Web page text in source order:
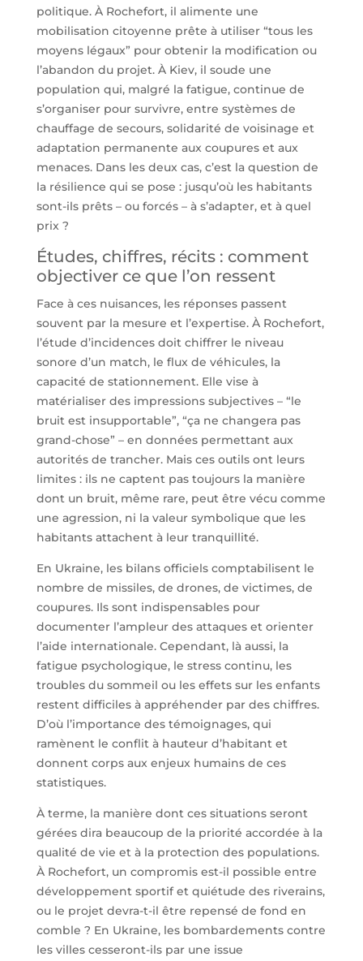
politique. À Rochefort, il alimente une
mobilisation citoyenne prête à utiliser “tous les
moyens légaux” pour obtenir la modification ou
l’abandon du projet. À Kiev, il soude une
population qui, malgré la fatigue, continue de
s’organiser pour survivre, entre systèmes de
chauffage de secours, solidarité de voisinage et
adaptation permanente aux coupures et aux
menaces. Dans les deux cas, c’est la question de
la résilience qui se pose : jusqu’où les habitants
sont-ils prêts – ou forcés – à s’adapter, et à quel
prix ?
Études, chiffres, récits : comment
objectiver ce que l’on ressent
Face à ces nuisances, les réponses passent
souvent par la mesure et l’expertise. À Rochefort,
l’étude d’incidences doit chiffrer le niveau
sonore d’un match, le flux de véhicules, la
capacité de stationnement. Elle vise à
matérialiser des impressions subjectives – “le
bruit est insupportable”, “ça ne changera pas
grand-chose” – en données permettant aux
autorités de trancher. Mais ces outils ont leurs
limites : ils ne captent pas toujours la manière
dont un bruit, même rare, peut être vécu comme
une agression, ni la valeur symbolique que les
habitants attachent à leur tranquillité.
En Ukraine, les bilans officiels comptabilisent le
nombre de missiles, de drones, de victimes, de
coupures. Ils sont indispensables pour
documenter l’ampleur des attaques et orienter
l’aide internationale. Cependant, là aussi, la
fatigue psychologique, le stress continu, les
troubles du sommeil ou les effets sur les enfants
restent difficiles à appréhender par des chiffres.
D’où l’importance des témoignages, qui
ramènent le conflit à hauteur d’habitant et
donnent corps aux enjeux humains de ces
statistiques.
À terme, la manière dont ces situations seront
gérées dira beaucoup de la priorité accordée à la
qualité de vie et à la protection des populations.
À Rochefort, un compromis est-il possible entre
développement sportif et quiétude des riverains,
ou le projet devra-t-il être repensé de fond en
comble ? En Ukraine, les bombardements contre
les villes cesseront-ils par une issue